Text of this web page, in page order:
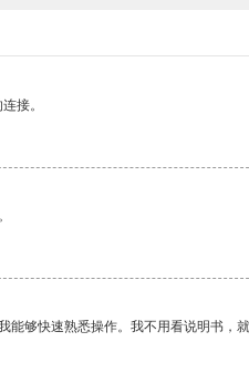
接。
够快速熟悉操作。我不用看说明书，